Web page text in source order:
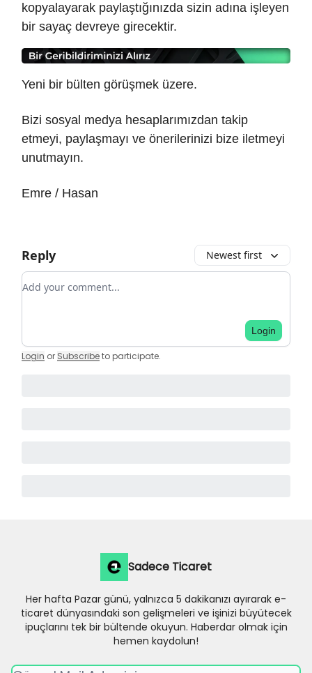
kopyalayarak paylaştığınızda sizin adına işleyen
bir sayaç devreye girecektir.
Yeni bir bülten görüşmek üzere.
Bizi sosyal medya hesaplarımızdan takip
etmeyi, paylaşmayı ve önerilerinizi bize iletmeyi
unutmayın.
Emre / Hasan
Reply Newest first
Add your comment
Login
Login or Subscribeto participate.
Sadece Ticaret
Her hafta Pazar günü, yalnızca 5 dakikanızı ayırarak e-
ticaret dünyasındaki son gelişmeleri ve işinizi büyütecek
ipuçlarını tek bir bültende okuyun. Haberdar olmak için
hemen kaydolun!